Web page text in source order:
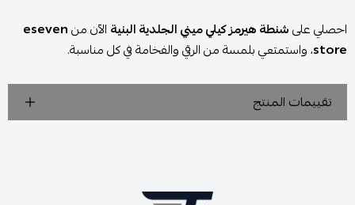
احصلي علىشنطة هيرمز كيلي ميني الجلدية البنية الآن منeseven
store، واستمتعي بلمسة من الرقي والفخامة في كل مناسبة.
تقييمات المنتج